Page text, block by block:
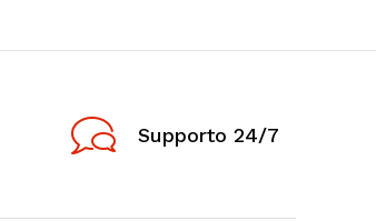
Supporto 24/7